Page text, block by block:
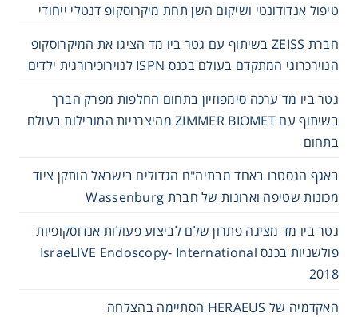
טיפול אנדודונטי ושיקום השן תחת מיקרוסקופ דנטלי ייחודי
חברת ZEISS בשיתוף עם גטר ביו מד הציגו את המיקרוסקופ
הנוירכרוגי המתקדם בעולם בכנס ISPN לנוירוכירורגית ילדים
גטר ביו מד ערכה סימפוזיון בתחום החלפות מפרק הברך
בשיתוף עם ZIMMER BIOMET מהיצרניות המובילות בעולם
בתחום
באגף הגסטרו באחד מבתיה"ח הגדולים בישראל הותקן ציוד
מכונות שטיפה וארונות של חברת Wassenburg
גטר ביו מד מציגה פתרון שלם לביצוע פעולות אנדוסקופיות
פולשניות בכנס IsraeLIVE Endoscopy- International
2018
האקדמיה של HERAEUS הסתיימה בהצלחה